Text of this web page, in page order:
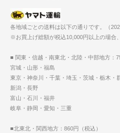
各地域ごとの送料は以下の通りです。（
※お買上げ総額が税込10,000円以上の場合
■ 関東・信越・南東北・北陸・中部地方：
宮城・山形・福島
東京・神奈川・千葉・埼玉・茨城・栃木・
新潟・長野
富山・石川・福井
岐阜・静岡・愛知・三重
■北東北・関西地方：860円（税込）